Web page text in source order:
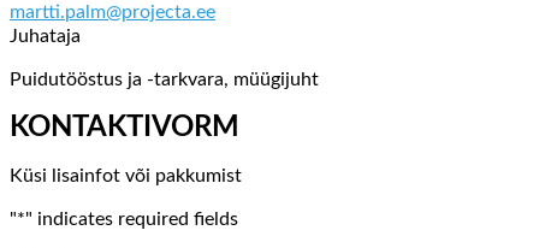
martti.palm@projecta.ee
Juhataja
Puidutööstus ja -tarkvara, müügijuht
KONTAKTIVORM
Küsi lisainfot või pakkumist
"*" indicates required fields